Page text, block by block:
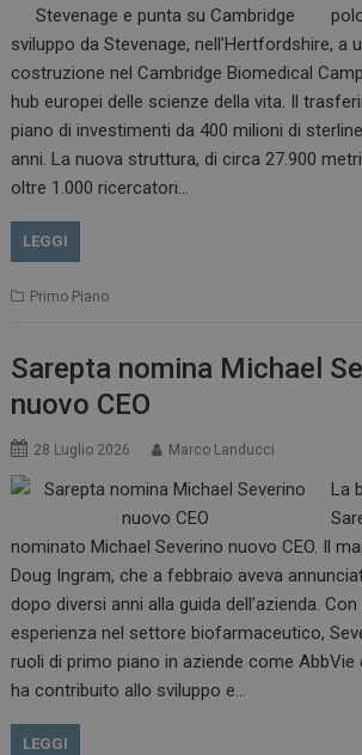
sviluppo da Stevenage, nell’Hertfordshire, a
costruzione nel Cambridge Biomedical
hub europei delle scienze della vita. Il
piano di investimenti da 400 milioni di
anni. La nuova struttura, di circa 27.900
oltre 1.000 ricercatori…
LEGGI
Primo Piano
Sarepta nomina Michael
nuovo CEO
28 Luglio 2026 Marco Landucci
La
nominato Michael Severino nuovo CEO. Il
Doug Ingram, che a febbraio aveva
dopo diversi anni alla guida dell’azienda.
esperienza nel settore biofarmaceutico,
ruoli di primo piano in aziende come AbbVie
ha contribuito allo sviluppo e…
LEGGI